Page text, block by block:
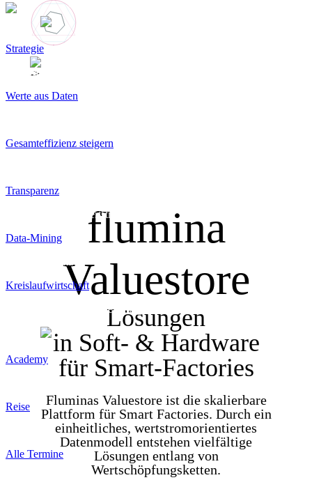
Strategie
Overview
Werte aus Daten
Gesamteffizienz steigern
Transparenz
Datengetriebene Wertströme
Data-Mining
Kreislaufwirtschaft
Ressourcen und Energiemanagement
Academy
Reise
Alle Termine
flumina
Valuestore
Lösungen
in Soft- & Hardware
für Smart-Factories
Fluminas Valuestore ist die skalierbare
Plattform für Smart Factories. Durch ein
einheitliches, wertstromorientiertes
Datenmodell entstehen vielfältige
Lösungen entlang von
Wertschöpfungsketten.